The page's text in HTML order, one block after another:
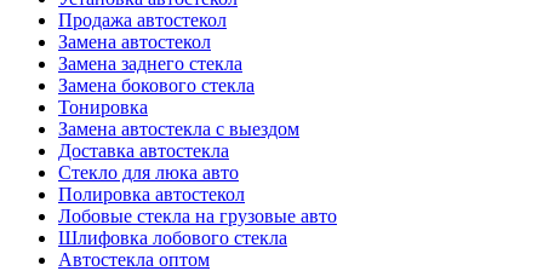
Продажа автостекол
Замена автостекол
Замена заднего стекла
Замена бокового стекла
Тонировка
Замена автостекла с выездом
Доставка автостекла
Стекло для люка авто
Полировка автостекол
Лобовые стекла на грузовые авто
Шлифовка лобового стекла
Автостекла оптом